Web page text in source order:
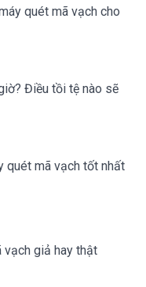
quét mã vạch cho
Điều tồi tệ nào sẽ
quét mã vạch tốt nhất
vạch giả hay thật